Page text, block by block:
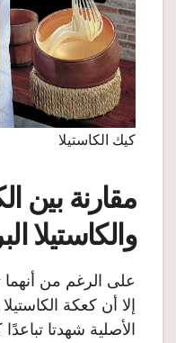
كيك الكاستيلا
مقارنة بين
والكاستيلا
على الرغم من
إلا أن كعكة الكاستيلا
الأصلية شهدتا